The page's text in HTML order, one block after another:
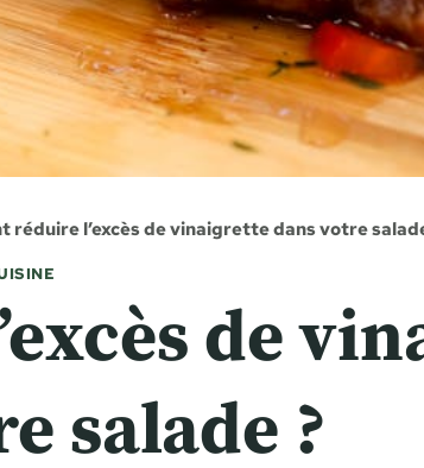
réduire l’excès de vinaigrette dans votre
de
salade ?